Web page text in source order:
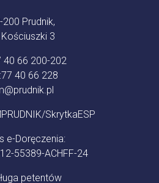
200 Prudnik,
Kościuszki 3
40 66 200-202
77 40 66 228
SkrytkaESP
e-Doręczenia:
55389-ACHFF-24
petentów